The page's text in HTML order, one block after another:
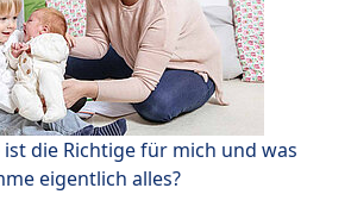
die Richtige für mich und was
eigentlich alles?